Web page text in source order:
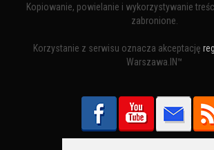
Kopiowanie, powielanie i wykorzystywanie
zabronione.
Korzystanie z serwisu oznacza akceptację
Warszawa.IN™